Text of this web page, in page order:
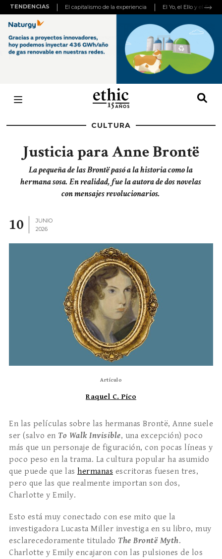
TENDENCIAS El capitalismo de la experiencia El Yo, el Ello y el
CULTURA
Justicia para Anne Brontë
La pequeña de las Brontë pasó a la historia como la
hermana sosa. En realidad, fue la autora de dos novelas
con mensajes revolucionarios.
10
JUNIO
2026
Artículo
Raquel C. Pico
En las películas sobre las hermanas Brontë, Anne suele
ser (salvo en To Walk Invisible, una excepción) poco
más que un personaje de figuración, con pocas líneas y
poco peso en la trama. La cultura popular ha asumido
que puede que las hermanas escritoras fuesen tres,
pero que las que realmente importan son dos,
Charlotte y Emily.
Esto está muy conectado con ese mito que la
investigadora Lucasta Miller investiga en su libro, muy
esclarecedoramente titulado The Brontë Myth.
Charlotte y Emily encajaron con las pulsiones de los